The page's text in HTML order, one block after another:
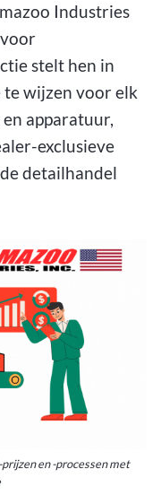
Industries
stelt hen in
te wijzen voor elk
apparatuur,
exclusieve
detailhandel
en -processen met